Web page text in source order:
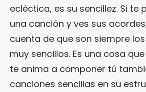
ecléctica, es su sencillez. Si te
una canción y ves sus
cuenta de que son siempre
muy sencillos. Es una cosa
te anima a componer tú
canciones sencillas en su